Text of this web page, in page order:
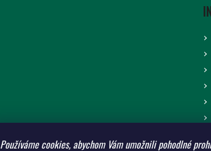
Používáme cookies, abychom Vám umožnili pohodlné